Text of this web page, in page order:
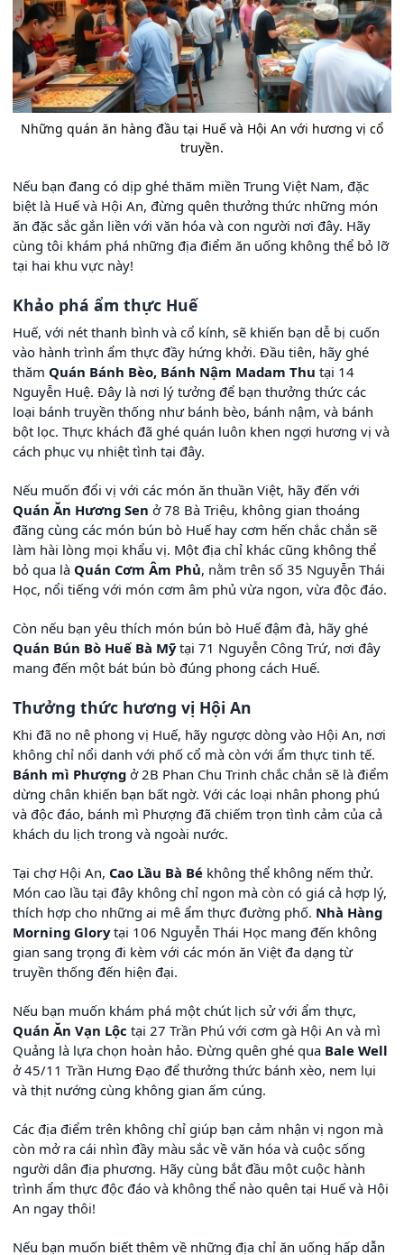
Những quán ăn hàng đầu tại Huế và Hội An với hương vị cổ
truyền.
Nếu bạn đang có dịp ghé thăm miền Trung Việt Nam, đặc
biệt là Huế và Hội An, đừng quên thưởng thức những món
ăn đặc sắc gắn liền với văn hóa và con người nơi đây. Hãy
cùng tôi khám phá những địa điểm ăn uống không thể bỏ lỡ
tại hai khu vực này!
Khảo phá ẩm thực Huế
Huế, với nét thanh bình và cổ kính, sẽ khiến bạn dễ bị cuốn
vào hành trình ẩm thực đầy hứng khởi. Đầu tiên, hãy ghé
thăm Quán Bánh Bèo, Bánh Nậm Madam Thu tại 14
Nguyễn Huệ. Đây là nơi lý tưởng để bạn thưởng thức các
loại bánh truyền thống như bánh bèo, bánh nậm, và bánh
bột lọc. Thực khách đã ghé quán luôn khen ngợi hương vị và
cách phục vụ nhiệt tình tại đây.
Nếu muốn đổi vị với các món ăn thuần Việt, hãy đến với
Quán Ăn Hương Sen ở 78 Bà Triệu, không gian thoáng
đãng cùng các món bún bò Huế hay cơm hến chắc chắn sẽ
làm hài lòng mọi khẩu vị. Một địa chỉ khác cũng không thể
bỏ qua là Quán Cơm Âm Phủ, nằm trên số 35 Nguyễn Thái
Học, nổi tiếng với món cơm âm phủ vừa ngon, vừa độc đáo.
Còn nếu bạn yêu thích món bún bò Huế đậm đà, hãy ghé
Quán Bún Bò Huế Bà Mỹtại 71 Nguyễn Công Trứ, nơi đây
mang đến một bát bún bò đúng phong cách Huế.
Thưởng thức hương vị Hội An
Khi đã no nê phong vị Huế, hãy ngược dòng vào Hội An, nơi
không chỉ nổi danh với phố cổ mà còn với ẩm thực tinh tế.
Bánh mì Phượng ở 2B Phan Chu Trinh chắc chắn sẽ là điểm
dừng chân khiến bạn bất ngờ. Với các loại nhân phong phú
và độc đáo, bánh mì Phượng đã chiếm trọn tình cảm của cả
khách du lịch trong và ngoài nước.
Tại chợ Hội An, Cao Lầu Bà Bé không thể không nếm thử.
Món cao lầu tại đây không chỉ ngon mà còn có giá cả hợp lý,
thích hợp cho những ai mê ẩm thực đường phố. Nhà Hàng
Morning Glorytại 106 Nguyễn Thái Học mang đến không
gian sang trọng đi kèm với các món ăn Việt đa dạng từ
truyền thống đến hiện đại.
Nếu bạn muốn khám phá một chút lịch sử với ẩm thực,
Quán Ăn Vạn Lộc tại 27 Trần Phú với cơm gà Hội An và mì
Quảng là lựa chọn hoàn hảo. Đừng quên ghé qua Bale Well
ở 45/11 Trần Hưng Đạo để thưởng thức bánh xèo, nem lụi
và thịt nướng cùng không gian ấm cúng.
Các địa điểm trên không chỉ giúp bạn cảm nhận vị ngon mà
còn mở ra cái nhìn đầy màu sắc về văn hóa và cuộc sống
người dân địa phương. Hãy cùng bắt đầu một cuộc hành
trình ẩm thực độc đáo và không thể nào quên tại Huế và Hội
An ngay thôi!
Nếu bạn muốn biết thêm về những địa chỉ ăn uống hấp dẫn